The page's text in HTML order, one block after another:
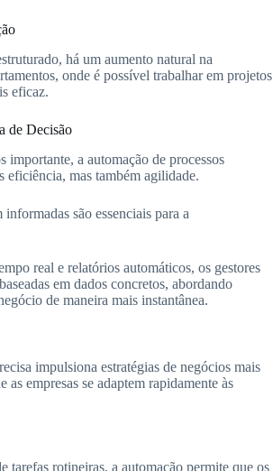
há um aumento natural na
onde é possível trabalhar em projetos
eficaz.
de Decisão
importante, a automação de processos
eficiência, mas também agilidade.
são essenciais para a
real e relatórios automáticos, os gestores
em dados concretos, abordando
de maneira mais instantânea.
impulsiona estratégias de negócios mais
as empresas se adaptem rapidamente às
tarefas rotineiras, a automação permite que os